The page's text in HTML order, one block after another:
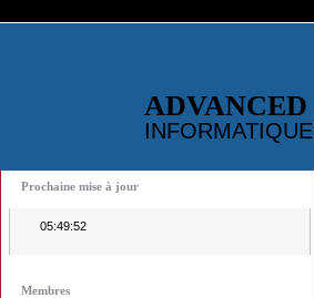
ADVANCED
INFORMATIQUE
Prochaine mise à jour
05:49:52
Membres